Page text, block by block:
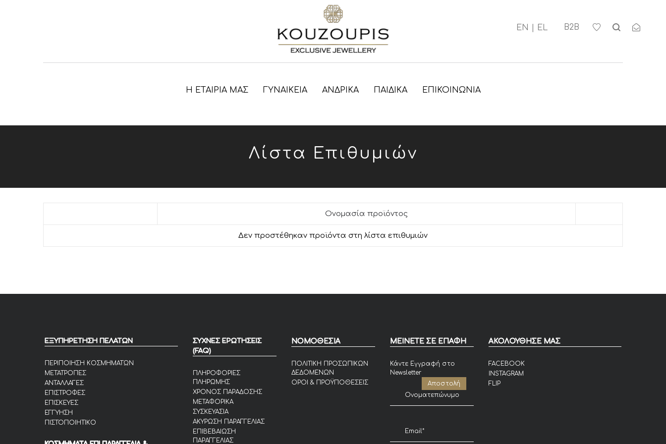
Β2Β
Η ΕΤΑΙΡΊΑ ΜΑΣ ΓΥΝΑΙΚΕΊΑ ΑΝΔΡΙΚΑ ΠΑΙΔΙΚΑ ΕΠΙΚΟΙΝΩΝΊΑ
Λίστα Επιθυμιών
Ονομασία προϊόντος
Δεν προστέθηκαν προϊόντα στη λίστα επιθυμιών
ΕΞΥΠΗΡΕΤΗΣΗ ΠΕΛΑΤΩΝ
ΠΕΡΙΠΟΙΗΣΗ ΚΟΣΜΗΜΑΤΩΝ
ΜΕΤΑΤΡΟΠΕΣ
ΑΝΤΑΛΛΑΓΕΣ
ΕΠΙΣΤΡΟΦΕΣ
ΕΠΙΣΚΕΥΕΣ
ΕΓΓΥΗΣΗ
ΠΙΣΤΟΠΟΙΗΤΙΚΟ
ΣΥΧΝΕΣ ΕΡΩΤΗΣΕΙΣ
(FAQ)
ΠΛΗΡΟΦΟΡΙΕΣ
ΠΛΗΡΩΜΗΣ
ΧΡΟΝΟΣ ΠΑΡΑΔΟΣΗΣ
ΜΕΤΑΦΟΡΙΚΑ
ΣΥΣΚΕΥΑΣΙΑ
ΑΚΥΡΩΣΗ ΠΑΡΑΓΓΕΛΙΑΣ
ΕΠΙΒΕΒΑΙΩΣΗ
ΠΑΡΑΓΓΕΛΙΑΣ
ΝΟΜΟΘΕΣΙΑ
ΠΟΛΙΤΙΚΗ ΠΡΟΣΩΠΙΚΩΝ
ΔΕΔΟΜΕΝΩΝ
ΟΡΟΙ & ΠΡΟΫΠΟΘΕΣΕΙΣ
ΜΕΙΝΕΤΕ ΣΕ ΕΠΑΦΗ
Κάντε Εγγραφή στο
Newsletter
ΑΚΟΛΟΥΘΗΣΕ ΜΑΣ
FACEBOOK
INSTAGRAM
FLIP